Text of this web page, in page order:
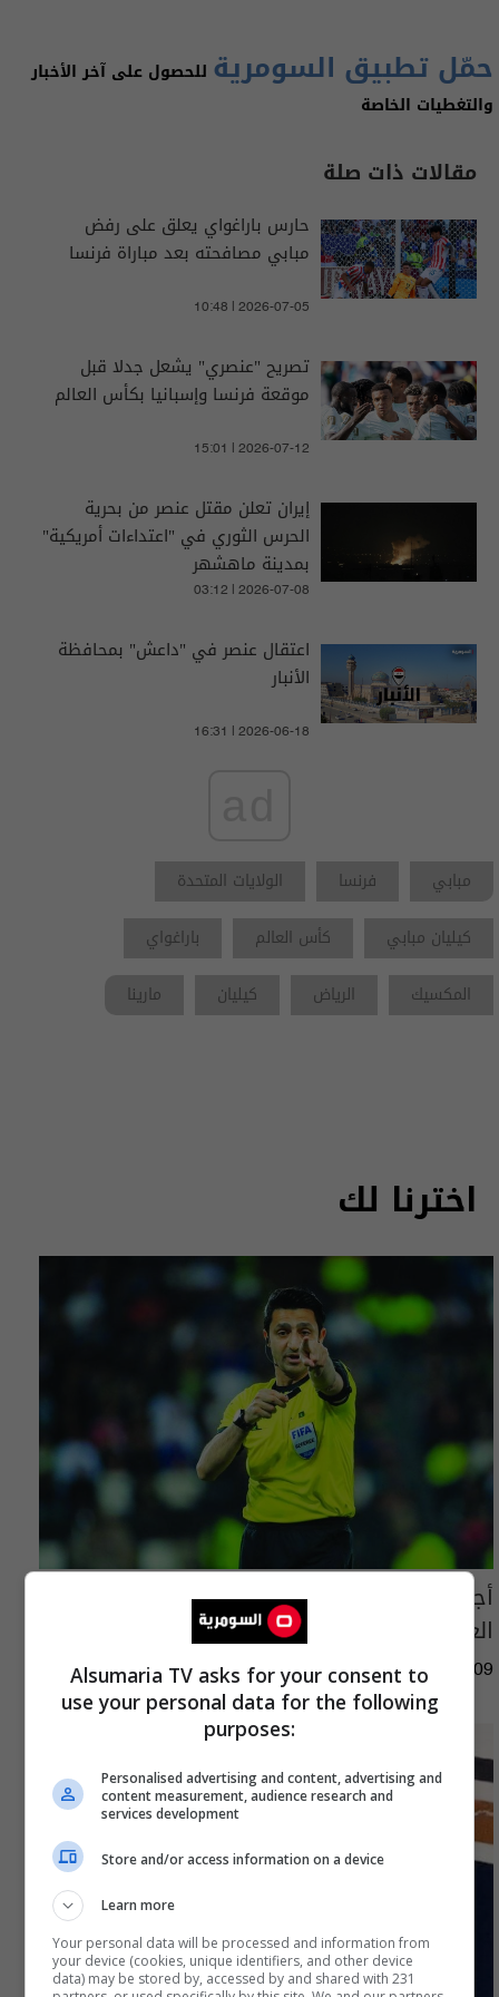
حمّل تطبيق السومرية للحصول على آخر الأخبار
والتغطيات الخاصة
مقالات ذات صلة
حارس باراغواي يعلق على رفض
مبابي مصافحته بعد مباراة فرنسا
10:48 | 2026-07-05
تصريح "عنصري" يشعل جدلا قبل
موقعة فرنسا وإسبانيا بكأس العالم
15:01 | 2026-07-12
إيران تعلن مقتل عنصر من بحرية
الحرس الثوري في "اعتداءات أمريكية"
بمدينة ماهشهر
03:12 | 2026-07-08
اعتقال عنصر في "داعش" بمحافظة
الأنبار
16:31 | 2026-06-18
مبابي فرنسا
الولايات المتحدة
كيليان مبابي
كأس العالم
باراغواي
المكسيك
الرياض كيليان مارينا
اخترنا لك
أجور الحكام تفجر أزمة قبل انطلاق دوري نجوم
العراق
06:02 | 2026-08-09
Alsumaria TV asks for your consent to
use your personal data for the following
purposes:
Personalised advertising and content, advertising and
content measurement, audience research and
services development
Store and/or access information on a device
Learn more
Your personal data will be processed and information from
your device (cookies, unique identifiers, and other device
data) may be stored by, accessed by and shared with 231